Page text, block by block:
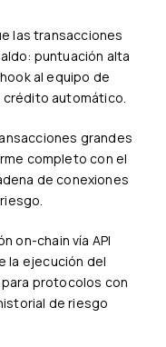
las transacciones
puntuación alta
al equipo de
crédito automático.
grandes
completo con el
de conexiones
on-chain vía API
la ejecución del
protocolos con
de riesgo